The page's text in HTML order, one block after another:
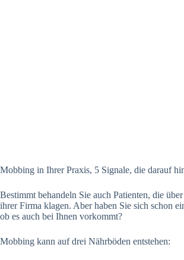
Mobbing in Ihrer Praxis, 5 Signale, die darauf
Bestimmt behandeln Sie auch Patienten, die
ihrer Firma klagen. Aber haben Sie sich schon
ob es auch bei Ihnen vorkommt?
Mobbing kann auf drei Nährböden entstehen: